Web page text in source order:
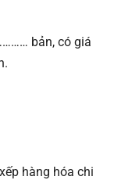
bản, có giá
hàng hóa chi